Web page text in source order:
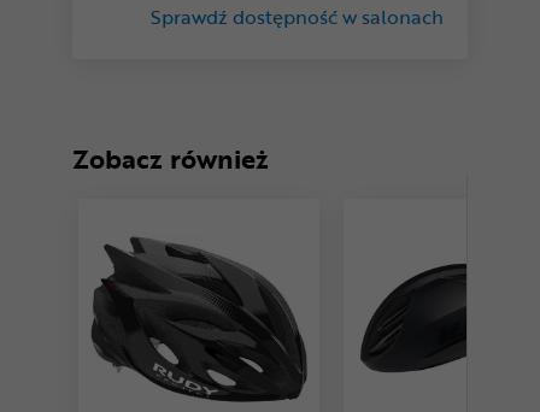
Sprawdź dostępność w salonach
Zobacz również